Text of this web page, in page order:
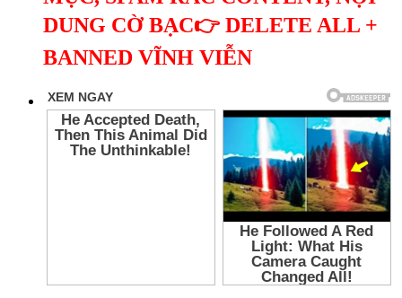
DUNG CỜ BẠC👉 DELETE ALL +
BANNED VĨNH VIỄN